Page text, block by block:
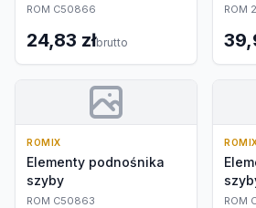
ROM C50866
24,83 złbrutto
ROM
ROMIX
Elementy podnośnika
szyby
ROM C50863 ROM